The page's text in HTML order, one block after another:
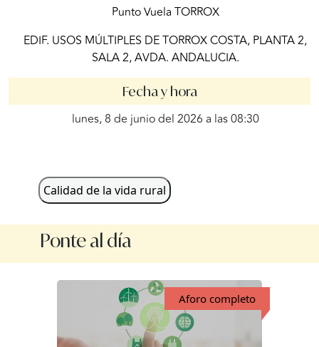
Punto Vuela TORROX
EDIF. USOS MÚLTIPLES DE TORROX COSTA, PLANTA 2,
SALA 2, AVDA. ANDALUCIA.
Fecha y hora
lunes, 8 de junio del 2026 a las 08:30
Calidad de la vida rural
Ponte al día
Aforo completo